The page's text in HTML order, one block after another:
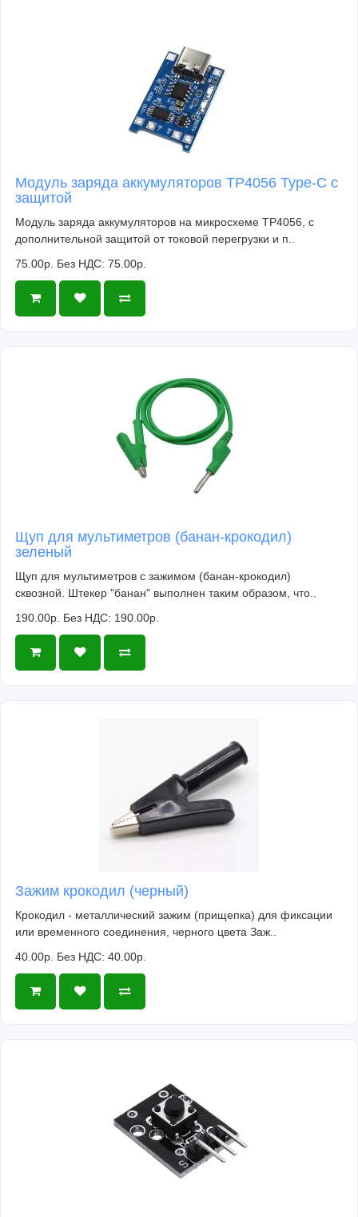
Модуль заряда аккумуляторов TP4056 Type-C с
защитой
Модуль заряда аккумуляторов на микросхеме TP4056, с
дополнительной защитой от токовой перегрузки и п..
75.00р. Без НДС: 75.00р.
Щуп для мультиметров (банан-крокодил)
зеленый
Щуп для мультиметров с зажимом (банан-крокодил)
сквозной. Штекер "банан" выполнен таким образом, что..
190.00р. Без НДС: 190.00р.
Зажим крокодил (черный)
Крокодил - металлический зажим (прищепка) для фиксации
или временного соединения, черного цвета Заж..
40.00р. Без НДС: 40.00р.